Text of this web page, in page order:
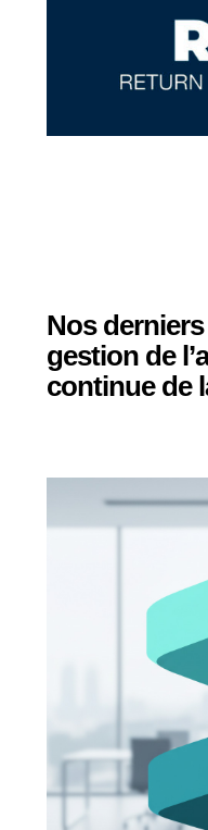
Nos
gestion de
continue de